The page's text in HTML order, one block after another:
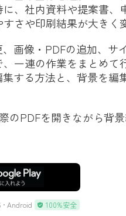
、社内資料や提案書、
さや印刷結果が大きく
画像・PDFの追加、サ
一連の作業をまとめて
する方法と、背景を編
のPDFを開きながら背
ンロード
• Android 100%安全